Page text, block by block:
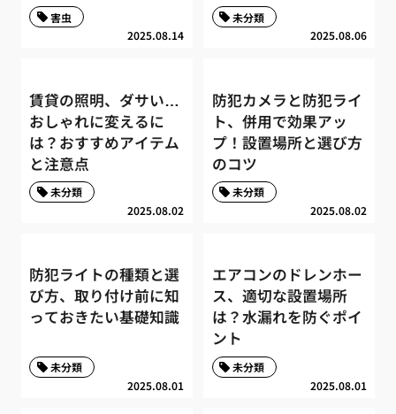
2025.08.14
害虫
2025.08.06
未分類
賃貸の照明、ダサい…
おしゃれに変えるに
は？おすすめアイテム
と注意点
2025.08.02
未分類
防犯カメラと防犯ライ
ト、併用で効果アッ
プ！設置場所と選び方
のコツ
2025.08.02
未分類
防犯ライトの種類と選
び方、取り付け前に知
っておきたい基礎知識
2025.08.01
未分類
エアコンのドレンホー
ス、適切な設置場所
は？水漏れを防ぐポイ
ント
2025.08.01
未分類